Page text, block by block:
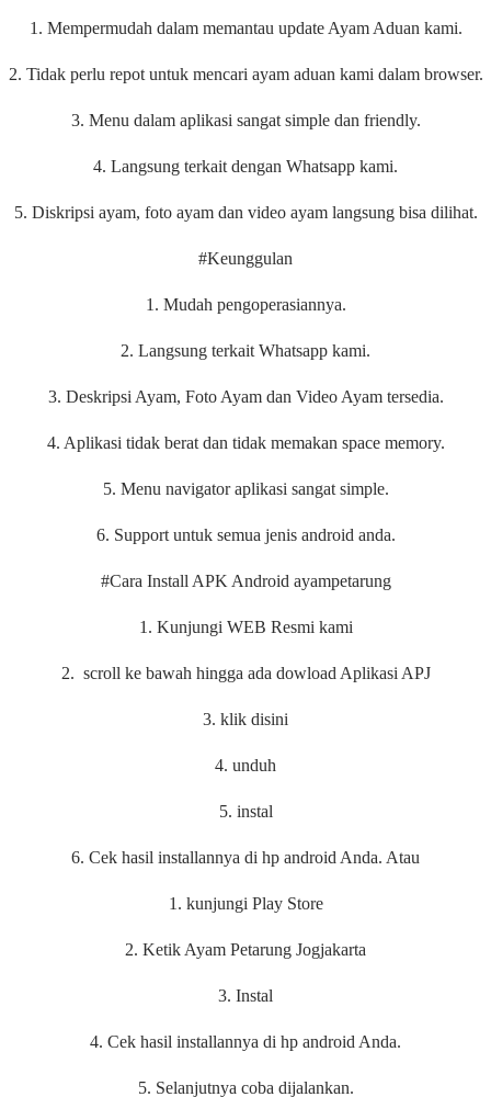
1. Mempermudah dalam memantau update Ayam Aduan kami.
2. Tidak perlu repot untuk mencari ayam aduan kami dalam browser.
3. Menu dalam aplikasi sangat simple dan friendly.
4. Langsung terkait dengan Whatsapp kami.
5. Diskripsi ayam, foto ayam dan video ayam langsung bisa dilihat.
#Keunggulan
1. Mudah pengoperasiannya.
2. Langsung terkait Whatsapp kami.
3. Deskripsi Ayam, Foto Ayam dan Video Ayam tersedia.
4. Aplikasi tidak berat dan tidak memakan space memory.
5. Menu navigator aplikasi sangat simple.
6. Support untuk semua jenis android anda.
#Cara Install APK Android ayampetarung
1. Kunjungi WEB Resmi kami
2. scroll ke bawah hingga ada dowload Aplikasi APJ
3. klik disini
4. unduh
5. instal
6. Cek hasil installannya di hp android Anda. Atau
1. kunjungi Play Store
2. Ketik Ayam Petarung Jogjakarta
3. Instal
4. Cek hasil installannya di hp android Anda.
5. Selanjutnya coba dijalankan.